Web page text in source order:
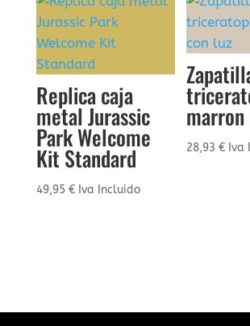
Replica caja
metal Jurassic
Park Welcome
Kit Standard
49,95 € Iva Incluido
28,93€ Iva